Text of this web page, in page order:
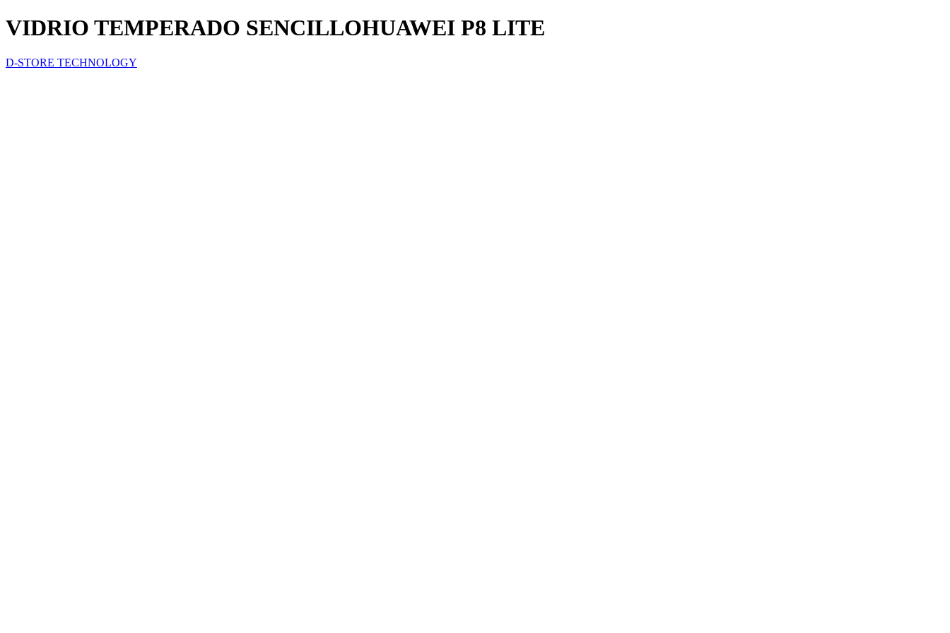
VIDRIO TEMPERADO SENCILLOHUAWEI P8 LITE
D-STORE TECHNOLOGY